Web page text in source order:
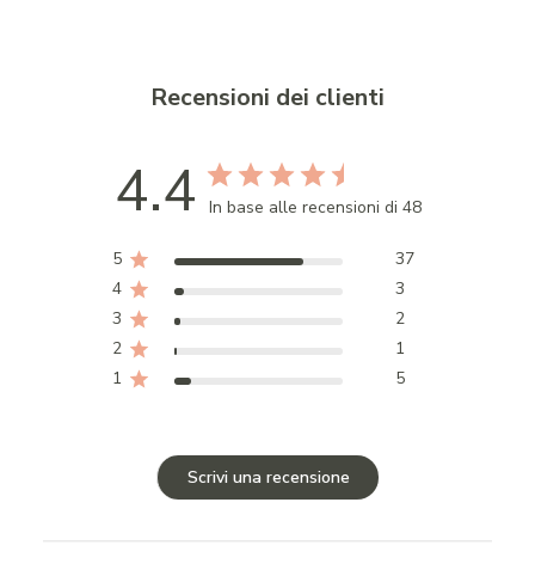
Recensioni dei clienti
4.4 In base alle recensioni di 48
5
37
4
3
3
2
2
1
1
5
Scrivi una recensione